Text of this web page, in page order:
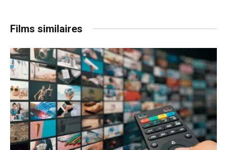
Films similaires